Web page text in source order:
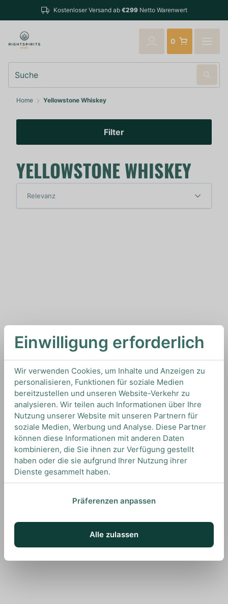
Kostenloser Versand ab €299 Netto Warenwert
0
Home Yellowstone Whiskey
Filter
YELLOWSTONE WHISKEY
Einwilligung erforderlich
Wir verwenden Cookies, um Inhalte und Anzeigen zu
personalisieren, Funktionen für soziale Medien
bereitzustellen und unseren Website-Verkehr zu
analysieren. Wir teilen auch Informationen über Ihre
Nutzung unserer Website mit unseren Partnern für
soziale Medien, Werbung und Analyse. Diese Partner
können diese Informationen mit anderen Daten
kombinieren, die Sie ihnen zur Verfügung gestellt
haben oder die sie aufgrund Ihrer Nutzung ihrer
Dienste gesammelt haben.
Präferenzen anpassen
Alle zulassen